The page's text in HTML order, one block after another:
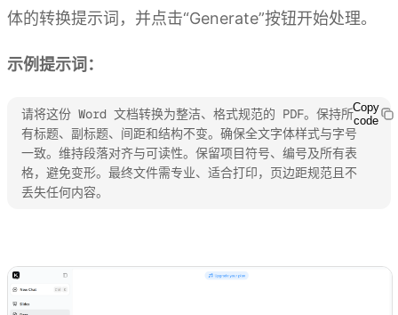
体的转换提示词，并点击“Generate”按钮开始处理。
示例提示词：
请将这份 Word 文档转换为整洁、格式规范的 PDF。保持所
有标题、副标题、间距和结构不变。确保全文字体样式与字号
一致。维持段落对齐与可读性。保留项目符号、编号及所有表
格，避免变形。最终文件需专业、适合打印，页边距规范且不
丢失任何内容。
Copy
code